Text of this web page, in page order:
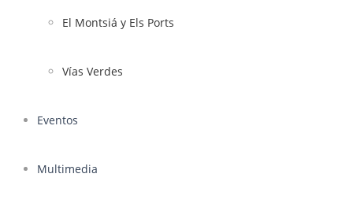
El Montsiá y Els Ports
Vías Verdes
Eventos
Multimedia